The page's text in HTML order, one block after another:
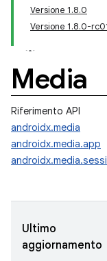
Versione 1.8.0
Versione 1.8.0-
Media
Riferimento API
androidx.media
androidx.media.app
Ultimo
aggiornamento